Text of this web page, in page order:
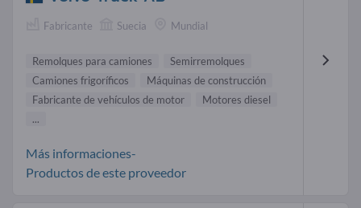
Fabricante Suecia Mundial
Remolques para camiones
Semirremolques
Camiones frigoríficos
Máquinas de construcción
Fabricante de vehículos de motor
Motores diesel
...
Más informaciones-
Productos de este proveedor